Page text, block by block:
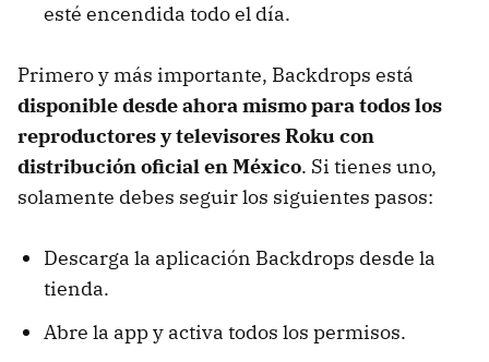
esté encendida todo el día.
Primero y más importante, Backdrops está
disponible desde ahora mismo para todos los
reproductores y televisores Roku con
distribución oficial en México. Si tienes uno,
solamente debes seguir los siguientes pasos:
Descarga la aplicación Backdrops desde la
tienda.
Abre la app y activa todos los permisos.